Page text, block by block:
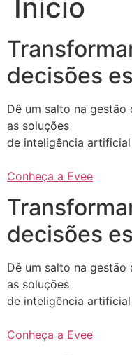
Início
decisões
Dê um salto na gestão
as soluções
de inteligência artificial
Conheça a Evee
decisões
Dê um salto na gestão
as soluções
de inteligência artificial
Conheça a Evee